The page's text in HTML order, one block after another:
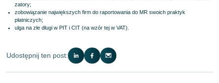
zatory;
zobowiązanie największych firm do raportowania do MR swoich praktyk
płatniczych;
ulga na złe długi w PIT i CIT (na wzór tej w VAT).
Udostępnij ten post: